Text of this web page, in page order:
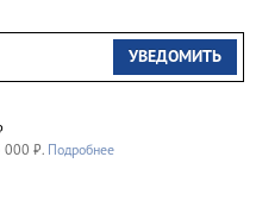
УВЕДОМИТЬ
000 ₽.
Подробнее